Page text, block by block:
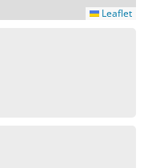
Leaflet